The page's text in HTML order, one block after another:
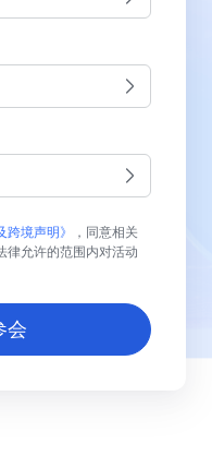
跨境声明》
，同意相关
律允许的范围内对活动
会